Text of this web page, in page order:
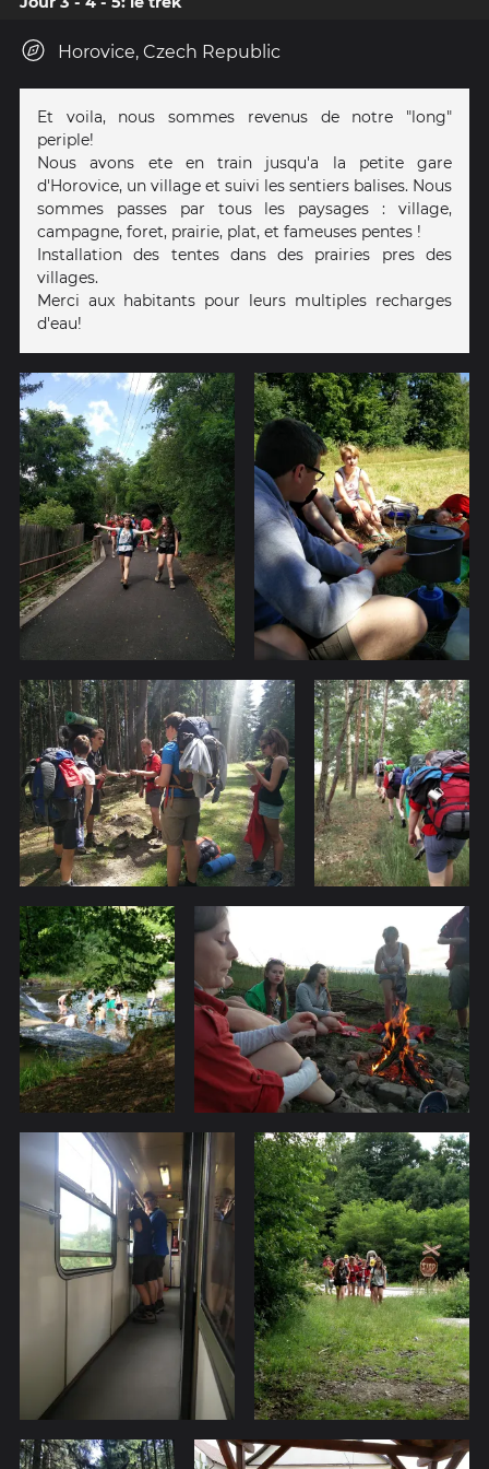
Horovice, Czech Republic
Et voila, nous sommes revenus de notre "long"
periple!
Nous avons ete en train jusqu'a la petite gare
d'Horovice, un village et suivi les sentiers balises. Nous
sommes passes par tous les paysages : village,
campagne, foret, prairie, plat, et fameuses pentes !
Installation des tentes dans des prairies pres des
villages.
Merci aux habitants pour leurs multiples recharges
d'eau!